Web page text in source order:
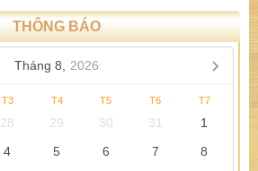
THÔNG BÁO
Tháng 8, 2026
T3 T4 T5 T6 T7
28 29 30 31
1
4 5 6 7
8